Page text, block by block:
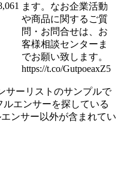
ます。なお企業活動
や商品に関するご質
問・お問合せは、お
客様相談センターま
でお願い致します。
https://t.co/GutpoeaxZ5
サーリストのサンプルで
エンサーを探している
ンサー以外が含まれてい